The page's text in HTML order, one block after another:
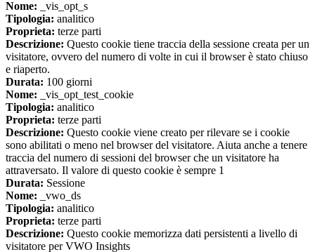
Nome: _vis_opt_s
Tipologia: analitico
Proprieta: terze parti
Descrizione: Questo cookie tiene traccia della sessione creata per un
visitatore, ovvero del numero di volte in cui il browser è stato chiuso
e riaperto.
Durata: 100 giorni
Nome: _vis_opt_test_cookie
Tipologia: analitico
Proprieta: terze parti
Descrizione: Questo cookie viene creato per rilevare se i cookie
sono abilitati o meno nel browser del visitatore. Aiuta anche a tenere
traccia del numero di sessioni del browser che un visitatore ha
attraversato. Il valore di questo cookie è sempre 1
Durata: Sessione
Nome: _vwo_ds
Tipologia: analitico
Proprieta: terze parti
Descrizione: Questo cookie memorizza dati persistenti a livello di
visitatore per VWO Insights